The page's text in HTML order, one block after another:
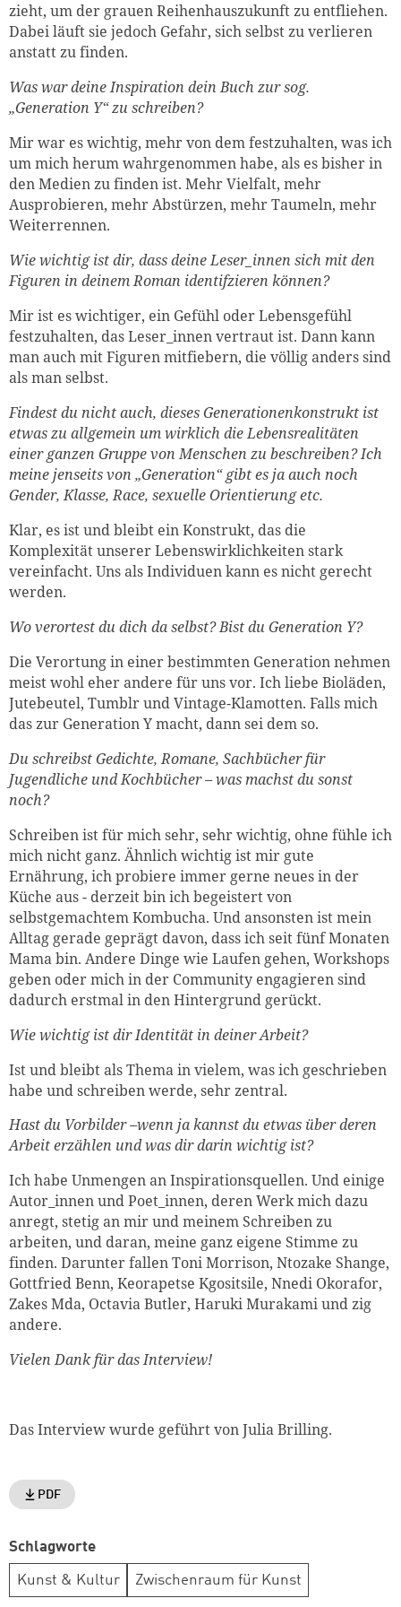
zieht, um der grauen Reihenhauszukunft zu entfliehen.
Dabei läuft sie jedoch Gefahr, sich selbst zu verlieren
anstatt zu finden.
Was war deine Inspiration dein Buch zur sog.
„Generation Y“ zu schreiben?
Mir war es wichtig, mehr von dem festzuhalten, was ich
um mich herum wahrgenommen habe, als es bisher in
den Medien zu finden ist. Mehr Vielfalt, mehr
Ausprobieren, mehr Abstürzen, mehr Taumeln, mehr
Weiterrennen.
Wie wichtig ist dir, dass deine Leser_innen sich mit den
Figuren in deinem Roman identifzieren können?
Mir ist es wichtiger, ein Gefühl oder Lebensgefühl
festzuhalten, das Leser_innen vertraut ist. Dann kann
man auch mit Figuren mitfiebern, die völlig anders sind
als man selbst.
Findest du nicht auch, dieses Generationenkonstrukt ist
etwas zu allgemein um wirklich die Lebensrealitäten
einer ganzen Gruppe von Menschen zu beschreiben? Ich
meine jenseits von „Generation“ gibt es ja auch noch
Gender, Klasse, Race, sexuelle Orientierung etc.
Klar, es ist und bleibt ein Konstrukt, das die
Komplexität unserer Lebenswirklichkeiten stark
vereinfacht. Uns als Individuen kann es nicht gerecht
werden.
Wo verortest du dich da selbst? Bist du Generation Y?
Die Verortung in einer bestimmten Generation nehmen
meist wohl eher andere für uns vor. Ich liebe Bioläden,
Jutebeutel, Tumblr und Vintage-Klamotten. Falls mich
das zur Generation Y macht, dann sei dem so.
Du schreibst Gedichte, Romane, Sachbücher für
Jugendliche und Kochbücher – was machst du sonst
noch?
Schreiben ist für mich sehr, sehr wichtig, ohne fühle ich
mich nicht ganz. Ähnlich wichtig ist mir gute
Ernährung, ich probiere immer gerne neues in der
Küche aus - derzeit bin ich begeistert von
selbstgemachtem Kombucha. Und ansonsten ist mein
Alltag gerade geprägt davon, dass ich seit fünf Monaten
Mama bin. Andere Dinge wie Laufen gehen, Workshops
geben oder mich in der Community engagieren sind
dadurch erstmal in den Hintergrund gerückt.
Wie wichtig ist dir Identität in deiner Arbeit?
Ist und bleibt als Thema in vielem, was ich geschrieben
habe und schreiben werde, sehr zentral.
Hast du Vorbilder –wenn ja kannst du etwas über deren
Arbeit erzählen und was dir darin wichtig ist?
Ich habe Unmengen an Inspirationsquellen. Und einige
Autor_innen und Poet_innen, deren Werk mich dazu
anregt, stetig an mir und meinem Schreiben zu
arbeiten, und daran, meine ganz eigene Stimme zu
finden. Darunter fallen Toni Morrison, Ntozake Shange,
Gottfried Benn, Keorapetse Kgositsile, Nnedi Okorafor,
Zakes Mda, Octavia Butler, Haruki Murakami und zig
andere.
Vielen Dank für das Interview!
Das Interview wurde geführt von Julia Brilling.
PDF
Schlagworte
Kunst & Kultur Zwischenraum für Kunst